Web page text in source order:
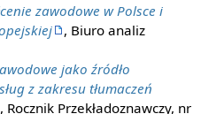
zawodowe w Polsce i
, Biuro analiz
jako źródło
z zakresu tłumaczeń
, Rocznik Przekładoznawczy, nr